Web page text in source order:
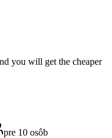
you will get the cheaper
pre 10 osôb